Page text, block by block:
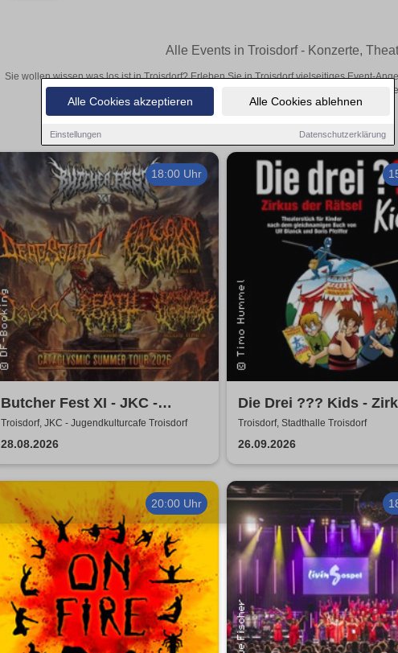
Alle Cookies akzeptieren Alle Cookies ablehnen
Einstellungen Datenschutzerklärung
Alle Events in Troisdorf - Konzerte,
Sie wollen wissen was los ist in Troisdorf? Erleben Sie in Troisdorf vielseitiges Event-
oder aufregende Veranstaltungen in Troisdorf – hier
18:00 Uhr
Butcher Fest XI - JKC -
Jugendkulturcafe Troisdorf
Troisdorf, JKC - Jugendkulturcafe Troisdorf
28.08.2026
Die Drei ??? Kids -
Rätsel
Troisdorf, Stadthalle Troisdorf
26.09.2026
20:00 Uhr